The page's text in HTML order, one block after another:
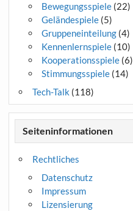
Bewegungsspiele(22)
Geländespiele(5)
Gruppeneinteilung(4)
Kennenlernspiele(10)
Kooperationsspiele(6)
Stimmungsspiele(14)
Tech-Talk (118)
Seiteninformationen
Rechtliches
Datenschutz
Impressum
Lizensierung